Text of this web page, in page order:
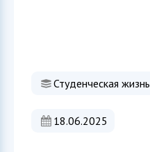
Студенческая жизнь
18.06.2025